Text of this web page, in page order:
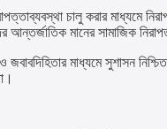
চালু করার মাধ্যমে
আন্তর্জাতিক মানের সামাজিক
জবাবদিহিতার মাধ্যমে সুশাসন